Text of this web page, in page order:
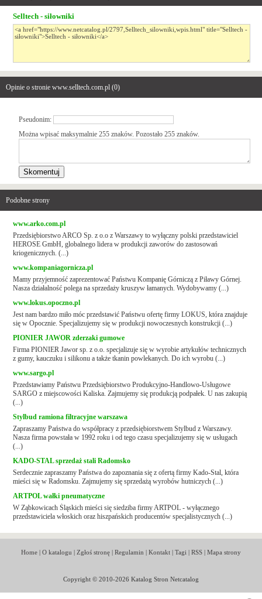
Selltech - siłowniki
Opinie o stronie www.selltech.com.pl (0)
Pseudonim:
Można wpisać maksymalnie 255 znaków. Pozostało255 znaków.
Podobne strony
www.arko.com.pl
Przedsiębiorstwo ARCO Sp. z o.o z Warszawy to wyłączny polski przedstawiciel
HEROSE GmbH, globalnego lidera w produkcji zaworów do zastosowań
kriogenicznych. (...)
www.kompaniagornicza.pl
Mamy przyjemność zaprezentować Państwu Kompanię Górniczą z Piławy Górnej.
Nasza działalność polega na sprzedaży kruszyw łamanych. Wydobywamy (...)
www.lokus.opoczno.pl
Jest nam bardzo miło móc przedstawić Państwu ofertę firmy LOKUS, która znajduje
się w Opocznie. Specjalizujemy się w produkcji nowoczesnych konstrukcji (...)
PIONIER JAWOR zderzaki gumowe
Firma PIONIER Jawor sp. z o.o. specjalizuje się w wyrobie artykułów technicznych
z gumy, kauczuku i silikonu a także tkanin powlekanych. Do ich wyrobu (...)
www.sargo.pl
Przedstawiamy Państwu Przedsiębiorstwo Produkcyjno-Handlowo-Usługowe
SARGO z miejscowości Kaliska. Zajmujemy się produkcją podpałek. U nas zakupią
(...)
Stylbud ramiona filtracyjne warszawa
Zapraszamy Państwa do współpracy z przedsiębiorstwem Stylbud z Warszawy.
Nasza firma powstała w 1992 roku i od tego czasu specjalizujemy się w usługach
(...)
KADO-STAL sprzedaż stali Radomsko
Serdecznie zapraszamy Państwa do zapoznania się z ofertą firmy Kado-Stal, która
mieści się w Radomsku. Zajmujemy się sprzedażą wyrobów hutniczych (...)
ARTPOL wałki pneumatyczne
W Ząbkowicach Śląskich mieści się siedziba firmy ARTPOL - wyłącznego
przedstawiciela włoskich oraz hiszpańskich producentów specjalistycznych (...)
Home| O katalogu | Zgłoś stronę| Regulamin | Kontakt| Tagi | RSS| Mapa strony
Copyright © 2010-2026 Katalog Stron Netcatalog